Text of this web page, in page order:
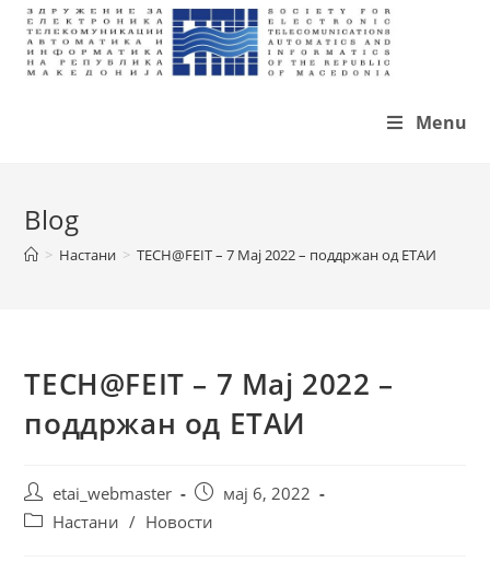
Skip
content
Menu
Blog
> Настани > TECH@FEIT – 7 Мај 2022 – поддржан од ЕТАИ
TECH@FEIT – 7 Мај 2022 –
поддржан од ЕТАИ
Post
author:
etai_webmaster
Post
published:
мај 6, 2022
PostНастани / Новости